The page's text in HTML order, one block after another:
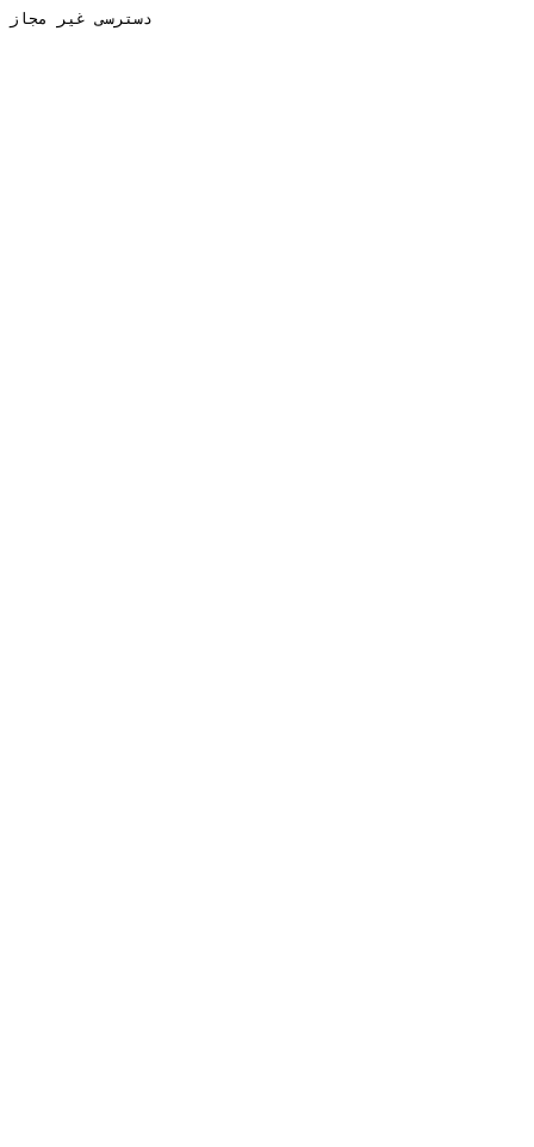
دسترسی غیر مجاز